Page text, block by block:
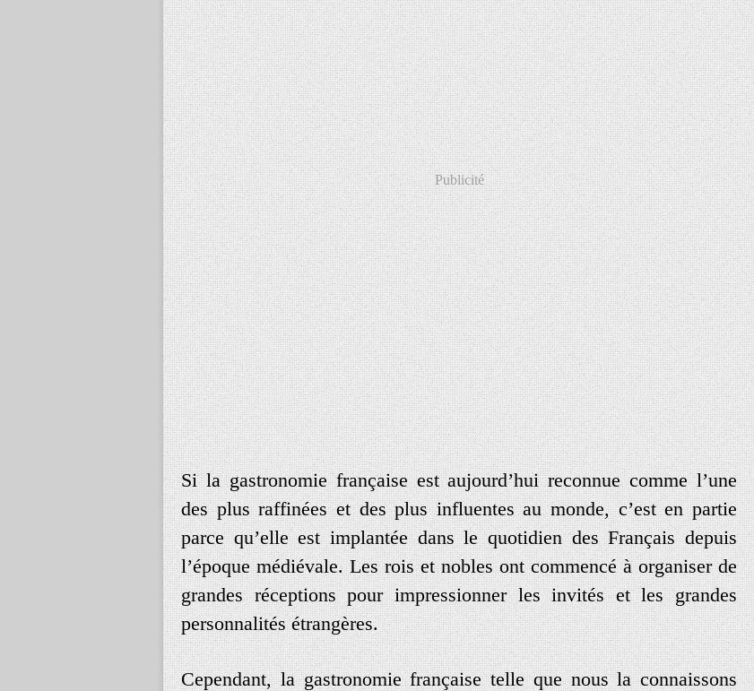
Publicité
Si la gastronomie française est aujourd’hui reconnue comme l’une
des plus raffinées et des plus influentes au monde, c’est en partie
parce qu’elle est implantée dans le quotidien des Français depuis
l’époque médiévale. Les rois et nobles ont commencé à organiser de
grandes réceptions pour impressionner les invités et les grandes
personnalités étrangères.
Cependant, la gastronomie française telle que nous la connaissons